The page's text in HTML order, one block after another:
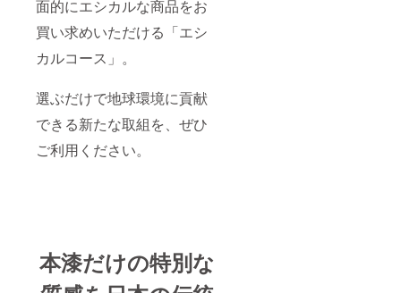
面的にエシカルな商品をお
買い求めいただける「エシ
カルコース」。
選ぶだけで地球環境に貢献
できる新たな取組を、ぜひ
ご利用ください。
本漆だけの特別な